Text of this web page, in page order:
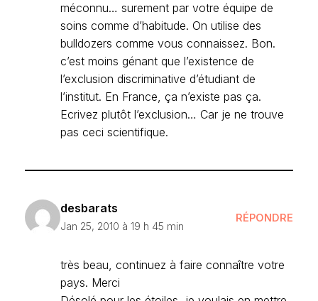
méconnu… surement par votre équipe de
soins comme d’habitude. On utilise des
bulldozers comme vous connaissez. Bon.
c’est moins génant que l’existence de
l’exclusion discriminative d’étudiant de
l’institut. En France, ça n’existe pas ça.
Ecrivez plutôt l’exclusion… Car je ne trouve
pas ceci scientifique.
desbarats
Jan 25, 2010 à 19 h 45 min
RÉPONDRE
très beau, continuez à faire connaître votre
pays. Merci